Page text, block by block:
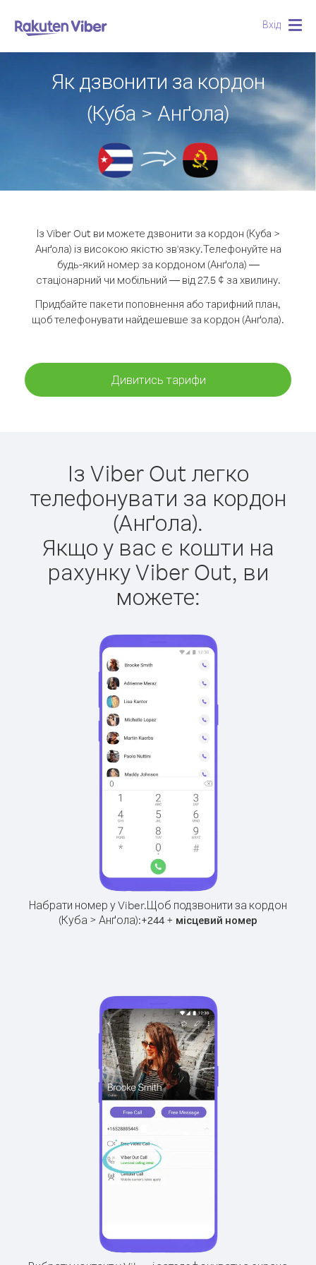
Вхід
Як дзвонити за кордон
(Куба > Анґола)
Із Viber Out ви можете дзвонити за кордон (Куба >
Анґола) із високою якістю зв'язку.Телефонуйте на
будь-який номер за кордоном (Анґола) —
стаціонарний чи мобільний — від 27.5 ¢ за хвилину.
Придбайте пакети поповнення або тарифний план,
щоб телефонувати найдешевше за кордон (Анґола).
Дивитись тарифи
Із Viber Out легко
телефонувати за кордон
(Анґола).
Якщо у вас є кошти на
рахунку Viber Out, ви
можете:
Набрати номер у Viber.Щоб подзвонити за кордон
(Куба > Анґола):+244 + місцевий номер